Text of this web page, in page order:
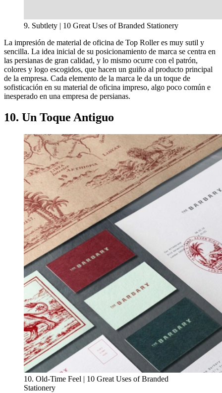
9. Subtlety | 10 Great Uses of Branded Stationery
La impresión de material de oficina de Top Roller es muy sutil y
sencilla. La idea inicial de su posicionamiento de marca se centra en
las persianas de gran calidad, y lo mismo ocurre con el patrón,
colores y logo escogidos, que hacen un guiño al producto principal
de la empresa. Cada elemento de la marca le da un toque de
sofisticación en su material de oficina impreso, algo poco común e
inesperado en una empresa de persianas.
10. Un Toque Antiguo
10. Old-Time Feel | 10 Great Uses of Branded
Stationery